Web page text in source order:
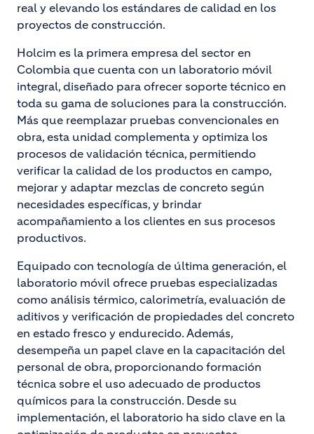
real y elevando los estándares de calidad en los
proyectos de construcción.
Holcim es la primera empresa del sector en
Colombia que cuenta con un laboratorio móvil
integral, diseñado para ofrecer soporte técnico en
toda su gama de soluciones para la construcción.
Más que reemplazar pruebas convencionales en
obra, esta unidad complementa y optimiza los
procesos de validación técnica, permitiendo
verificar la calidad de los productos en campo,
mejorar y adaptar mezclas de concreto según
necesidades específicas, y brindar
acompañamiento a los clientes en sus procesos
productivos.
Equipado con tecnología de última generación, el
laboratorio móvil ofrece pruebas especializadas
como análisis térmico, calorimetría, evaluación de
aditivos y verificación de propiedades del concreto
en estado fresco y endurecido. Además,
desempeña un papel clave en la capacitación del
personal de obra, proporcionando formación
técnica sobre el uso adecuado de productos
químicos para la construcción. Desde su
implementación, el laboratorio ha sido clave en la